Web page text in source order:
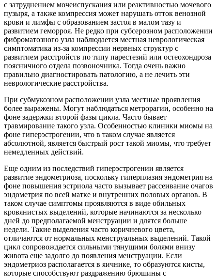
с затруднением мочеиспускания или реактивностью мочевого
пузыря, а также компрессия может нарушать отток венозной
крови и лимфы с образованием застоя в малом тазу и
развитием геморроя. Не редко при субсерозном расположении
фиброматозного узла наблюдается местная неврологическая
симптоматика из-за компрессии нервных структур с
развитием расстройств по типу парестезий или остеохондроза
поясничного отдела позвоночника. Тогда очень важно
правильно диагностировать патологию, а не лечить эти
неврологические расстройства.
При субмукозном расположении узла местные проявления
более выражены. Могут наблюдаться метрорагии, особенно на
фоне задержки второй фазы цикла. Часто бывает
травмирование такого узла. Особенностью клиники миомы на
фоне гиперэстрогении, что в таком случае является
абсолютной, является быстрый рост такой миомы, что требует
немедленных действий.
Еще одним из последствий гиперэстрогении является
развитие эндометриоза, поскольку гиперплазия эндометрия на
фоне повышения эстриола часто вызывает рассеивание очагов
эндометрия по всей матке и внутренних половых органов. В
таком случае симптомы проявляются в виде обильных
кровянистых выделений, которые начинаются за несколько
дней до предполагаемой менструации и длятся больше
недели. Такие выделения часто коричневого цвета,
отличаются от нормальных менструальных выделений. Такой
цикл сопровождается сильными тянущими болями внизу
живота еще задолго до появления менструации. Если
эндометриоз располагается в яичнике, то образуются кисты,
которые способствуют раздражению брюшины с